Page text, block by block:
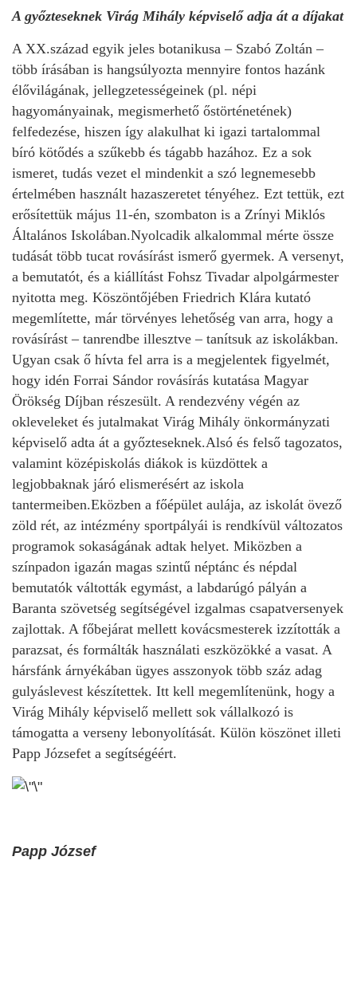
A győzteseknek Virág Mihály képviselő adja át a díjakat
A XX.század egyik jeles botanikusa – Szabó Zoltán –
több írásában is hangsúlyozta mennyire fontos hazánk
élővilágának, jellegzetességeinek (pl. népi
hagyományainak, megismerhető őstörténetének)
felfedezése, hiszen így alakulhat ki igazi tartalommal
bíró kötődés a szűkebb és tágabb hazához. Ez a sok
ismeret, tudás vezet el mindenkit a szó legnemesebb
értelmében használt hazaszeretet tényéhez. Ezt tettük, ezt
erősítettük május 11-én, szombaton is a Zrínyi Miklós
Általános Iskolában.Nyolcadik alkalommal mérte össze
tudását több tucat rovásírást ismerő gyermek. A versenyt,
a bemutatót, és a kiállítást Fohsz Tivadar alpolgármester
nyitotta meg. Köszöntőjében Friedrich Klára kutató
megemlítette, már törvényes lehetőség van arra, hogy a
rovásírást – tanrendbe illesztve – tanítsuk az iskolákban.
Ugyan csak ő hívta fel arra is a megjelentek figyelmét,
hogy idén Forrai Sándor rovásírás kutatása Magyar
Örökség Díjban részesült. A rendezvény végén az
okleveleket és jutalmakat Virág Mihály önkormányzati
képviselő adta át a győzteseknek.Alsó és felső tagozatos,
valamint középiskolás diákok is küzdöttek a
legjobbaknak járó elismerésért az iskola
tantermeiben.Eközben a főépület aulája, az iskolát övező
zöld rét, az intézmény sportpályái is rendkívül változatos
programok sokaságának adtak helyet. Miközben a
színpadon igazán magas szintű néptánc és népdal
bemutatók váltották egymást, a labdarúgó pályán a
Baranta szövetség segítségével izgalmas csapatversenyek
zajlottak. A főbejárat mellett kovácsmesterek izzították a
parazsat, és formálták használati eszközökké a vasat. A
hársfánk árnyékában ügyes asszonyok több száz adag
gulyáslevest készítettek. Itt kell megemlítenünk, hogy a
Virág Mihály képviselő mellett sok vállalkozó is
támogatta a verseny lebonyolítását. Külön köszönet illeti
Papp Józsefet a segítségéért.
Papp József